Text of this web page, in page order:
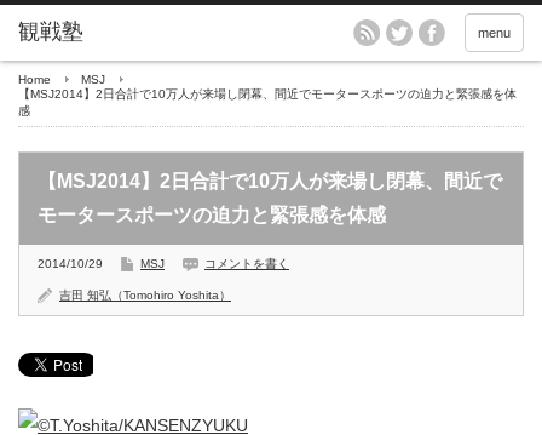
menu
Home
MSJ
【MSJ2014】2日合計で10万人が来場し閉幕、間近でモータースポーツの迫力と緊張感を体
感
【MSJ2014】2日合計で10万人が来場し閉幕、間近で
モータースポーツの迫力と緊張感を体感
2014/10/29 MSJ コメントを書く
吉田 知弘（Tomohiro Yoshita）